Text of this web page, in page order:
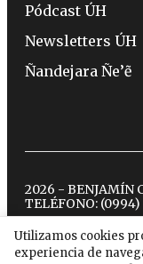
Utilizamos cookies
experiencia de
Pódcast ÚH
Newsletters ÚH
Ñandejara Ñe’ẽ
2026 - BENJAMÍN
TELÉFONO: (0994)